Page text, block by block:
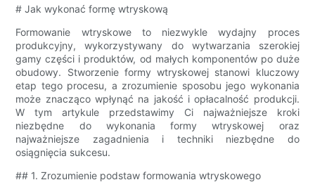
# Jak wykonać formę wtryskową
Formowanie wtryskowe to niezwykle wydajny proces
produkcyjny, wykorzystywany do wytwarzania szerokiej
gamy części i produktów, od małych komponentów po duże
obudowy. Stworzenie formy wtryskowej stanowi kluczowy
etap tego procesu, a zrozumienie sposobu jego wykonania
może znacząco wpłynąć na jakość i opłacalność produkcji.
W tym artykule przedstawimy Ci najważniejsze kroki
niezbędne do wykonania formy wtryskowej oraz
najważniejsze zagadnienia i techniki niezbędne do
osiągnięcia sukcesu.
## 1. Zrozumienie podstaw formowania wtryskowego